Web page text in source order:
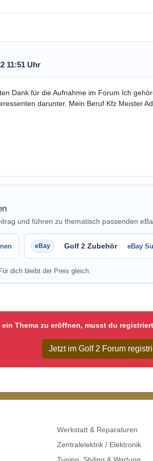
11:51 Uhr
Dank für die Aufnahme im Forum Ich
darunter. Mein Beruf Kfz Meister
und führen zu thematisch passenden
Golf 2 Zubehör eBay
dich bleibt der Preis gleich.
ein Thema zu eröffnen, musst du
Jetzt im Golf 2 Forum
Werkstatt & Reparaturen
Zentralelektrik / Elektronik